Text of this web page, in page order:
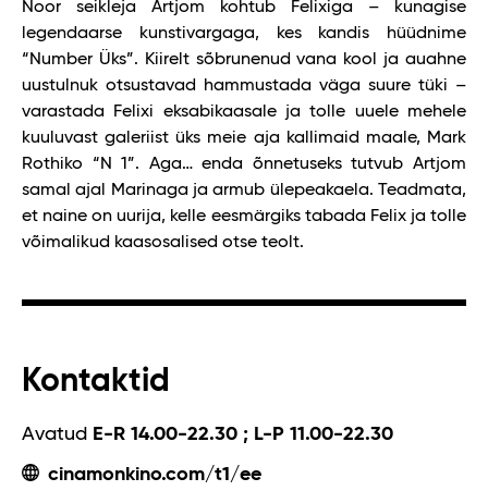
Noor seikleja Artjom kohtub Felixiga – kunagise
legendaarse kunstivargaga, kes kandis hüüdnime
“Number Üks”. Kiirelt sõbrunenud vana kool ja auahne
uustulnuk otsustavad hammustada väga suure tüki –
varastada Felixi eksabikaasale ja tolle uuele mehele
kuuluvast galeriist üks meie aja kallimaid maale, Mark
Rothiko “N 1”. Aga… enda õnnetuseks tutvub Artjom
samal ajal Marinaga ja armub ülepeakaela. Teadmata,
et naine on uurija, kelle eesmärgiks tabada Felix ja tolle
võimalikud kaasosalised otse teolt.
Kontaktid
Avatud E-R 14.00-22.30 ; L-P 11.00-22.30
cinamonkino.com/t1/ee